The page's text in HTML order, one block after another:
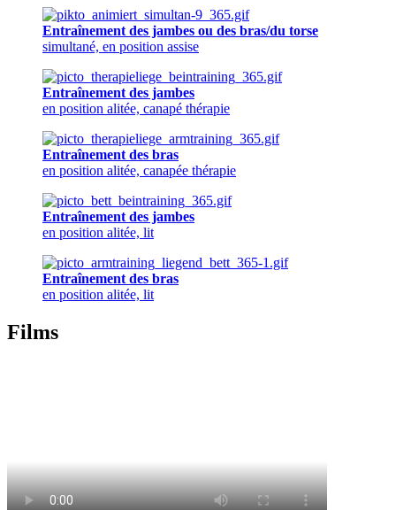
Entraînement des jambes ou des bras/du torse
simultané, en position assise
Entraînement des jambes
en position alitée, canapé thérapie
Entraînement des bras
en position alitée, canapée thérapie
Entraînement des jambes
en position alitée, lit
Entraînement des bras
en position alitée, lit
Films